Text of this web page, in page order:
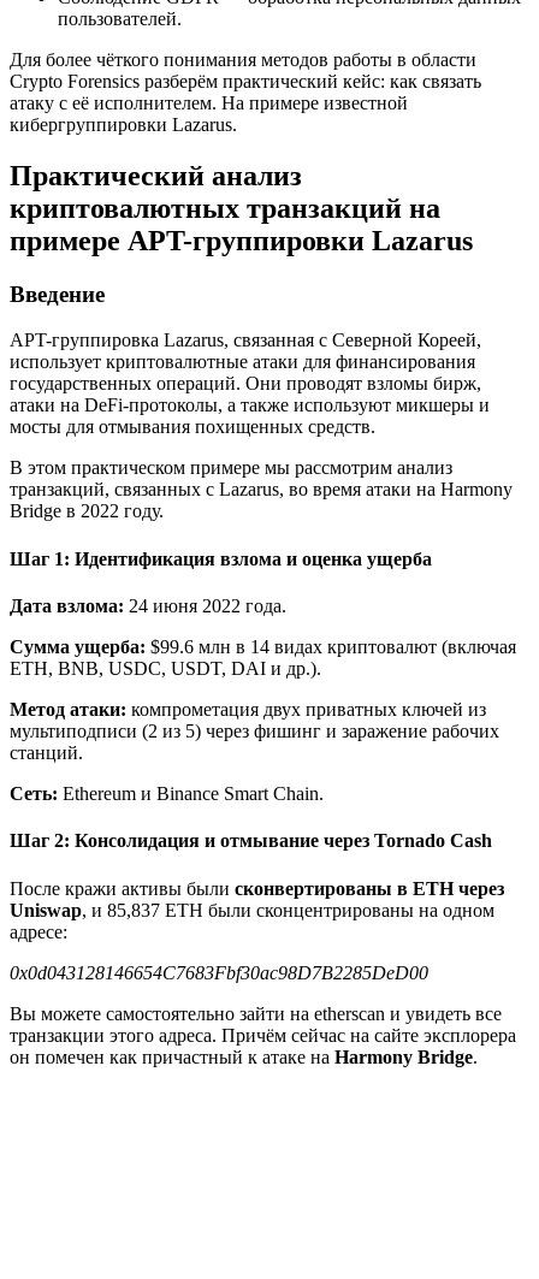
пользователей.
Для более чёткого понимания методов работы в области
Crypto Forensics разберём практический кейс: как связать
атаку с её исполнителем. На примере известной
кибергруппировки Lazarus.
Практический анализ
криптовалютных транзакций на
примере APT-группировки Lazarus
Введение
APT-группировка Lazarus, связанная с Северной Кореей,
использует криптовалютные атаки для финансирования
государственных операций. Они проводят взломы бирж,
атаки на DeFi-протоколы, а также используют микшеры и
мосты для отмывания похищенных средств.
В этом практическом примере мы рассмотрим анализ
транзакций, связанных с Lazarus, во время атаки на Harmony
Bridge в 2022 году.
Шаг 1: Идентификация взлома и оценка ущерба
Дата взлома: 24 июня 2022 года.
Сумма ущерба: $99.6 млн в 14 видах криптовалют (включая
ETH, BNB, USDC, USDT, DAI и др.).
Метод атаки: компрометация двух приватных ключей из
мультиподписи (2 из 5) через фишинг и заражение рабочих
станций.
Сеть: Ethereum и Binance Smart Chain.
Шаг 2: Консолидация и отмывание через Tornado Cash
После кражи активы были сконвертированы в ETH через
Uniswap, и 85,837 ETH были сконцентрированы на одном
адресе:
0x0d043128146654C7683Fbf30ac98D7B2285DeD00
Вы можете самостоятельно зайти на etherscan и увидеть все
транзакции этого адреса. Причём сейчас на сайте эксплорера
он помечен как причастный к атаке на Harmony Bridge.